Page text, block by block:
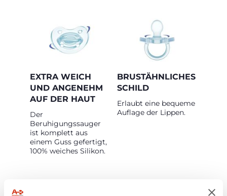
EXTRA WEICH
UND ANGENEHM
AUF DER HAUT
Der
Beruhigungssauger
ist komplett aus
einem Guss gefertigt,
100% weiches Silikon.
BRUSTÄHNLICHES
SCHILD
Erlaubt eine bequeme
Auflage der Lippen.